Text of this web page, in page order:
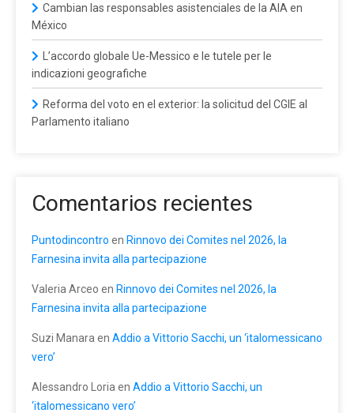
Cambian las responsables asistenciales de la AIA en
México
L’accordo globale Ue-Messico e le tutele per le
indicazioni geografiche
Reforma del voto en el exterior: la solicitud del CGIE al
Parlamento italiano
Comentarios recientes
Puntodincontro en Rinnovo dei Comites nel 2026, la
Farnesina invita alla partecipazione
Valeria Arceo en Rinnovo dei Comites nel 2026, la
Farnesina invita alla partecipazione
Suzi Manara en Addio a Vittorio Sacchi, un ‘italomessicano
vero’
Alessandro Loria en Addio a Vittorio Sacchi, un
‘italomessicano vero’